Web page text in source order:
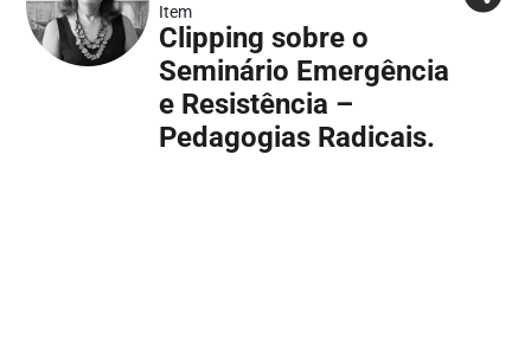
Item
Clipping sobre o
Seminário Emergência
e Resistência –
Pedagogias Radicais.